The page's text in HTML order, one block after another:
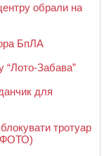
обрали на
БпЛА
“Лото-Забава”
для
тротуар
(ФОТО)